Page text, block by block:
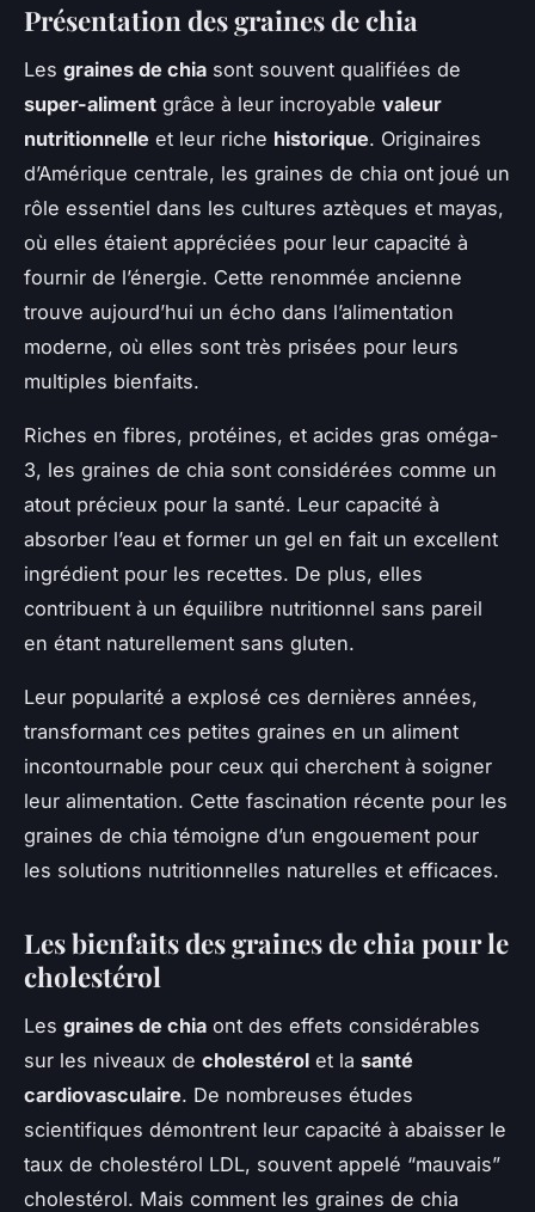
Présentation des graines de chia
Les graines de chia sont souvent qualifiées de
super-aliment grâce à leur incroyable valeur
nutritionnelle et leur riche historique. Originaires
d’Amérique centrale, les graines de chia ont joué un
rôle essentiel dans les cultures aztèques et mayas,
où elles étaient appréciées pour leur capacité à
fournir de l’énergie. Cette renommée ancienne
trouve aujourd’hui un écho dans l’alimentation
moderne, où elles sont très prisées pour leurs
multiples bienfaits.
Riches en fibres, protéines, et acides gras oméga-
3, les graines de chia sont considérées comme un
atout précieux pour la santé. Leur capacité à
absorber l’eau et former un gel en fait un excellent
ingrédient pour les recettes. De plus, elles
contribuent à un équilibre nutritionnel sans pareil
en étant naturellement sans gluten.
Leur popularité a explosé ces dernières années,
transformant ces petites graines en un aliment
incontournable pour ceux qui cherchent à soigner
leur alimentation. Cette fascination récente pour les
graines de chia témoigne d’un engouement pour
les solutions nutritionnelles naturelles et efficaces.
Les bienfaits des graines de chia pour le
cholestérol
Les graines de chia ont des effets considérables
sur les niveaux de cholestérol et la santé
cardiovasculaire. De nombreuses études
scientifiques démontrent leur capacité à abaisser le
taux de cholestérol LDL, souvent appelé “mauvais”
cholestérol. Mais comment les graines de chia